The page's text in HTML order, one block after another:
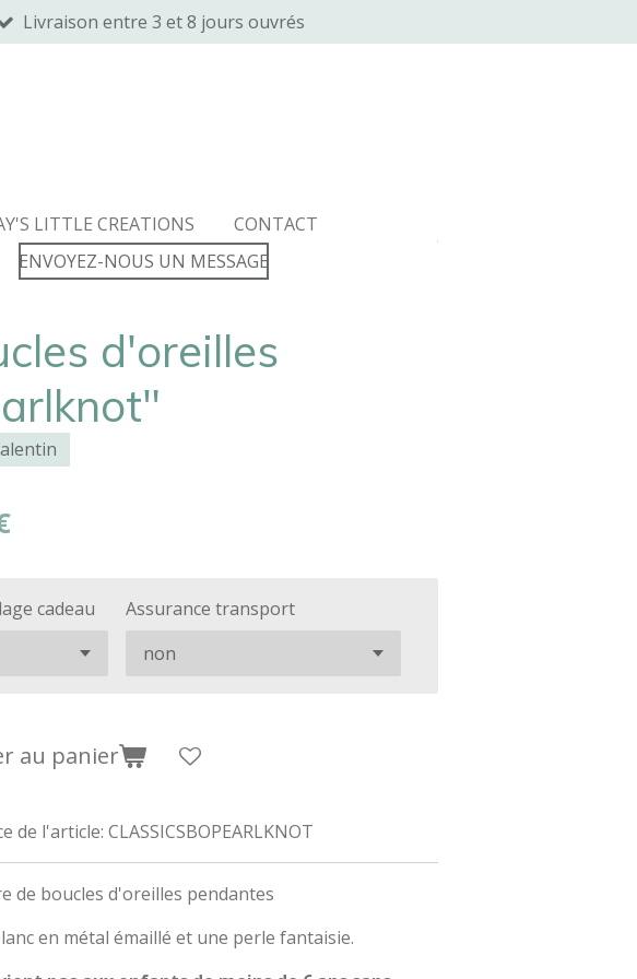
Livraison entre 3 et 8 jours ouvrés
LITTLE CREATIONS
CONTACT
ENVOYEZ-NOUS UN MESSAGE
d'oreilles
cadeau Assurance transport
au panier
de l'article: CLASSICSBOPEARLKNOT
de boucles d'oreilles pendantes
en métal émaillé et une perle fantaisie.